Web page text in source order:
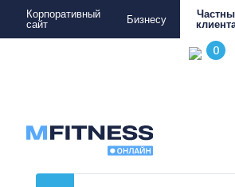
Корпоративный
сайт
Бизнесу